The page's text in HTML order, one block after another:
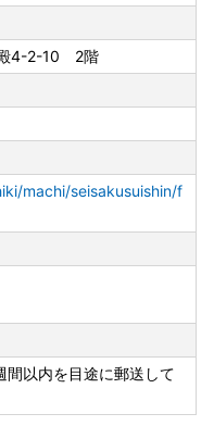
部委託しております。
課の電話番号（代表番
ませ。
請受付済通知のお知ら
にありがとうございま
ただいたメールアドレ
ます。
た方には別途封書にてお
できない状態になって
確認ください。
合わせはふるさと納税ま
殿4-2-10 2階
machi/seisakusuishin/f
以内を目途に郵送して